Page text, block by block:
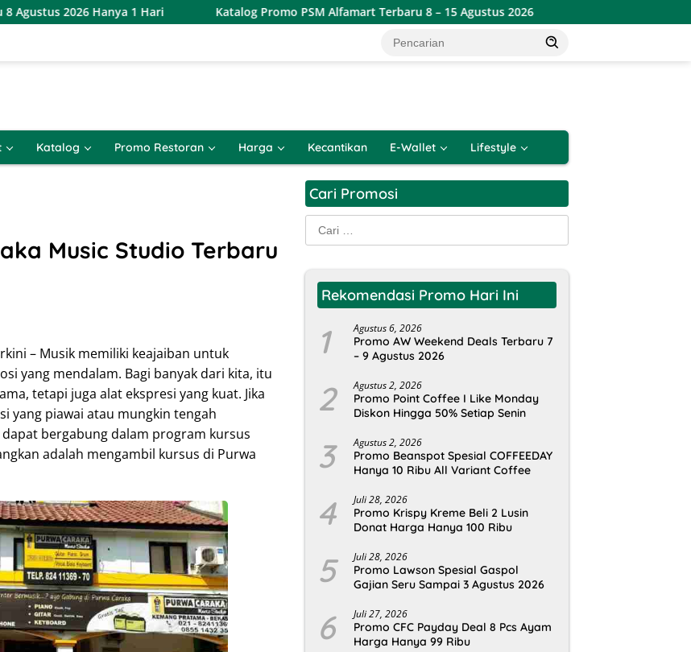
Hanya 1 Hari Katalog Promo PSM Alfamart Terbaru 8 – 15 Agustus 2026 Promo Alfamart Paling Murah
Katalog Promo Restoran Harga Kecantikan E-Wallet Lifestyle
Music Studio Terbaru
– Musik memiliki keajaiban untuk
yang mendalam. Bagi banyak dari kita, itu
tetapi juga alat ekspresi yang kuat. Jika
yang piawai atau mungkin tengah
bergabung dalam program kursus
adalah mengambil kursus di Purwa
Cari Promosi
Cari
untuk:
Rekomendasi Promo Hari Ini
1 Agustus 6, 2026
Promo AW Weekend Deals Terbaru 7
– 9 Agustus 2026
2 Agustus 2, 2026
Promo Point Coffee I Like Monday
Diskon Hingga 50% Setiap Senin
3 Agustus 2, 2026
Promo Beanspot Spesial COFFEEDAY
Hanya 10 Ribu All Variant Coffee
4 Juli 28, 2026
Promo Krispy Kreme Beli 2 Lusin
Donat Harga Hanya 100 Ribu
5 Juli 28, 2026
Promo Lawson Spesial Gaspol
Gajian Seru Sampai 3 Agustus 2026
6 Juli 27, 2026
Promo CFC Payday Deal 8 Pcs Ayam
Harga Hanya 99 Ribu